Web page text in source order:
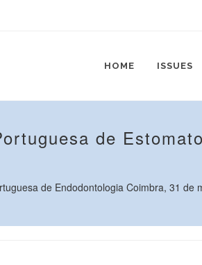
HOME ISSUES
de
de Endodontologia Coimbra, 31